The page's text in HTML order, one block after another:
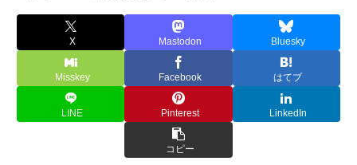
X Mastodon Bluesky
Misskey Facebook はてブ
LINE Pinterest LinkedIn
コピー